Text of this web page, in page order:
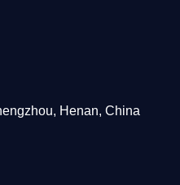
Henan, China